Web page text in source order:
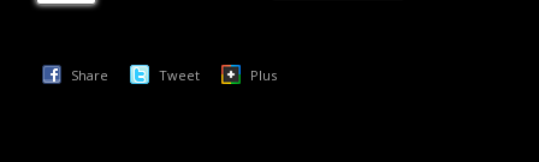
Share Tweet Plus